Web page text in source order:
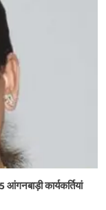
कार्यकर्तियां